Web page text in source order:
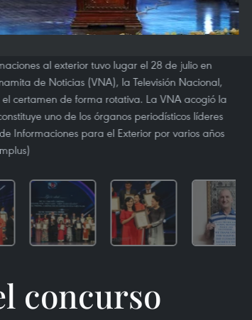
al exterior tuvo lugar el 28 de julio en
de Noticias (VNA), la Televisión Nacional,
certamen de forma rotativa. La VNA acogió la
uno de los órganos periodísticos líderes
Informaciones para el Exterior por varios años
concurso